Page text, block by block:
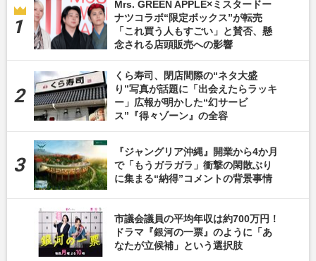
Mrs. GREEN APPLE×ミスタードー
ナツコラボ“限定ボックス”が転売
「これ買う人もすごい」と賛否、懸
念される店頭販売への影響
くら寿司、閉店間際の“ネタ大盛
り”写真が話題に「出会えたらラッキ
ー」広報が明かした“幻サービ
ス”『得々ゾーン』の全容
『ジャングリア沖縄』開業から4か月
で「もうガラガラ」衝撃の閑散ぶり
に集まる“納得”コメントの背景事情
市議会議員の平均年収は約700万円！
ドラマ『銀河の一票』のように「あ
なたが立候補」という選択肢